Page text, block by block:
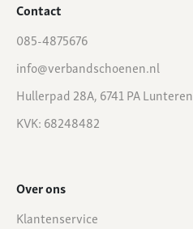
Contact
085-4875676
info@verbandschoenen.nl
Hullerpad 28A, 6741 PA Lunteren
KVK: 68248482
Over ons
Klantenservice